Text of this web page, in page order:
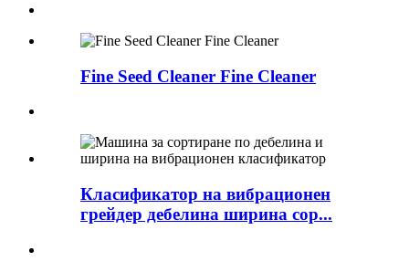
Fine Seed Cleaner Fine Cleaner
Класификатор на вибрационен
грейдер дебелина ширина сор...